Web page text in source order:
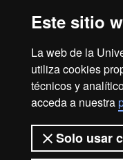
Este sitio
La web de la
utiliza cookies
técnicos y
acceda a nuestra
Solo usar
estudios
Avanzados
Accesibilidad